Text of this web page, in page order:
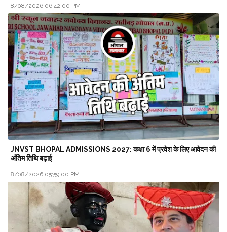
8/08/2026 06:42:00 PM
JNVST BHOPAL ADMISSIONS 2027: कक्षा 6 में प्रवेश के लिए आवेदन की
अंतिम तिथि बढ़ाई
8/08/2026 05:59:00 PM